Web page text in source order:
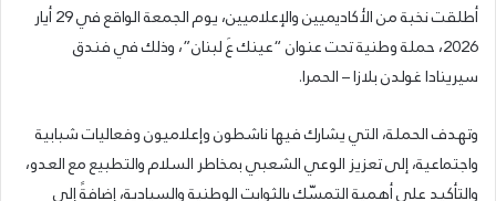
أطلقت نخبة من الأكاديميين والإعلاميين، يوم الجمعة الواقع في 29 أيار
2026، حملة وطنية تحت عنوان “عينك عَ لبنان”، وذلك في فندق
سيرينادا غولدن بلازا – الحمرا.
وتهدف الحملة، التي يشارك فيها ناشطون وإعلاميون وفعاليات شبابية
واجتماعية، إلى تعزيز الوعي الشعبي بمخاطر السلام والتطبيع مع العدو،
والتأكيد على أهمية التمسّك بالثوابت الوطنية والسيادية، إضافةً إلى